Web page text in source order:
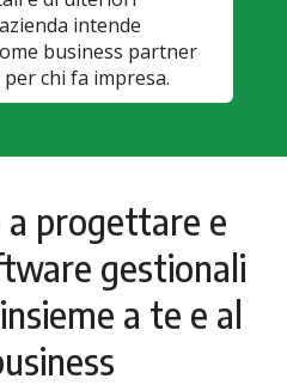
intende
business partner
chi fa impresa.
a progettare e
gestionali
a te e al